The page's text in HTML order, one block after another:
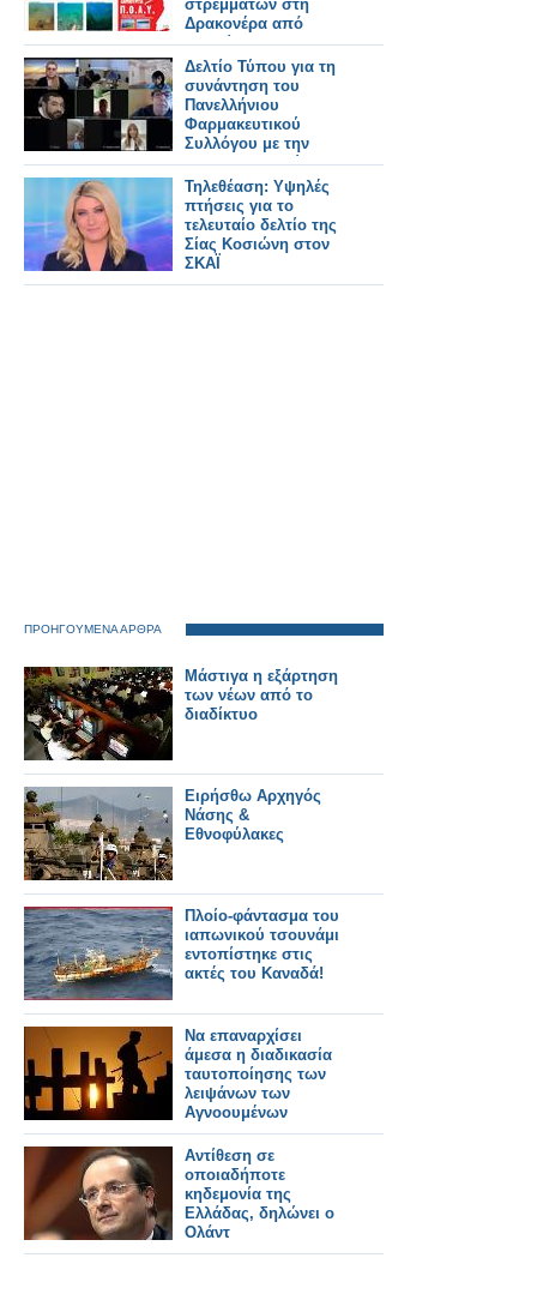
στρεμμάτων στη
Δρακονέρα από
μετακίνηση -
μετεγκατάσταση
παλαιών.
Δελτίο Τύπου για τη
συνάντηση του
Πανελλήνιου
Φαρμακευτικού
Συλλόγου με την
Ένωση Ασθενών
Ελλάδας
Τηλεθέαση: Υψηλές
πτήσεις για το
τελευταίο δελτίο της
Σίας Κοσιώνη στον
ΣΚΑΪ
ΠΡΟΗΓΟΥΜΕΝΑ ΑΡΘΡΑ
Μάστιγα η εξάρτηση
των νέων από το
διαδίκτυο
Ειρήσθω Αρχηγός
Νάσης &
Εθνοφύλακες
Πλοίο-φάντασμα του
ιαπωνικού τσουνάμι
εντοπίστηκε στις
ακτές του Καναδά!
Να επαναρχίσει
άμεσα η διαδικασία
ταυτοποίησης των
λειψάνων των
Αγνοουμένων
Αντίθεση σε
οποιαδήποτε
κηδεμονία της
Ελλάδας, δηλώνει ο
Ολάντ